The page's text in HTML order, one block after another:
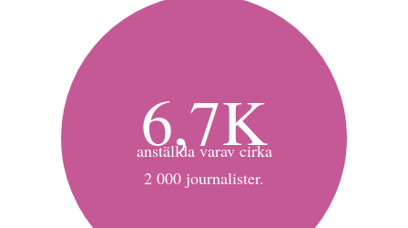
6,7K
anställda varav cirka
2 000 journalister.